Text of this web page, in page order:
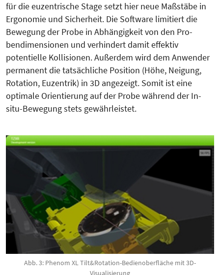
für die euzentrische Stage setzt hier neue Maßstäbe in
Ergonomie und Sicherheit. Die Soft­ware limitiert die
Bewegung der Probe in Abhängigkeit von den Pro­
bendimensionen und verhindert damit effektiv
potentielle Kollisionen. Außerdem wird dem An­wender
permanent die tatsächliche Position (Höhe, Neigung,
Rotation, Euzentrik) in 3D angezeigt. Somit ist eine
optimale Orientierung auf der Probe während der In-
situ-Bewegung stets gewährleistet.
Abb. 3: Phenom XL Tilt&Rotation-Bedienoberfläche mit 3D-
Visualisierung